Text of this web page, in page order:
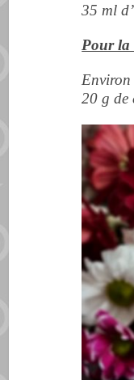
35 ml
Pour la
20 g de